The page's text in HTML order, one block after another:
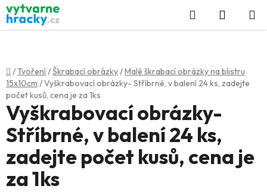
Přejít
na
obsah
Hledat
KOŠÍK
Domů
/Tvoření/Škrabací obrázky/Malé škrabací obrázky na blistru
15x10cm /Vyškrabovací obrázky- Stříbrné, v balení 24 ks, zadejte
počet kusů, cena je za 1ks
Vyškrabovací obrázky-
Stříbrné, v balení 24 ks,
zadejte počet kusů, cena je
za 1ks